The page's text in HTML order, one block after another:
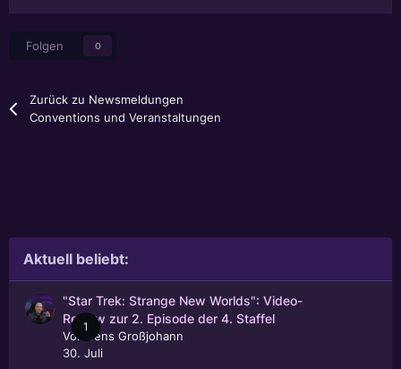
Folgen 0
Zurück zu Newsmeldungen
Conventions und Veranstaltungen
Aktuell beliebt:
1
"Star Trek: Strange New Worlds": Video-
Review zur 2. Episode der 4. Staffel
Von
Jens Großjohann
30. Juli